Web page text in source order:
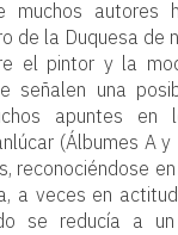
muchos autores
de la Duquesa de
el pintor y la
señalen una
apuntes en
(Álbumes A
reconociéndose
a veces en
se reducía a un